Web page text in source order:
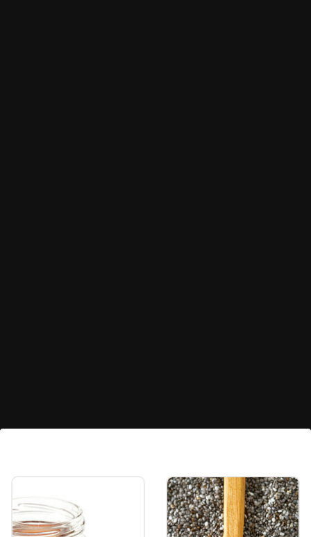
আদা হজমশক্তি বাড়াতে এবং পেটের অস্বস্তি কমাতে
সাহায্য করে। এক কাপ গরম আদা চা খেলে হজম
প্রক্রিয়া উদ্দীপিত হয় এবং মলত্যাগ সহজ হয়।